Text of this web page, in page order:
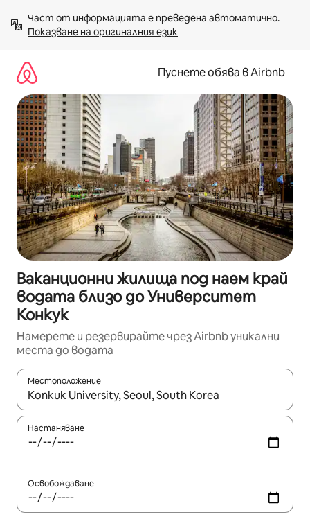
към
съдържанието
Показване на оригиналния език
Пуснете обява в Airbnb
Ваканционни жилища под наем край
водата близо до Университет
Конкук
Намерете и резервирайте чрез Airbnb уникални
места до водата
Местоположение
Когато резултатите се покажат, използвайте
Настаняване
Освобождаване